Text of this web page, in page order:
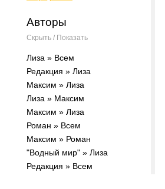
Авторы
Скрыть / Показать
Лиза » Всем
Редакция » Лиза
Максим » Лиза
Лиза » Максим
Максим » Лиза
Роман » Всем
Максим » Роман
"Водный мир" » Лиза
Редакция » Всем